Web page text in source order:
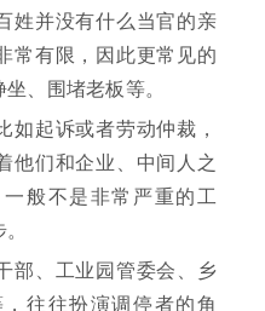
姓并没有什么当官的亲
常有限，因此更常见的
、围堵老板等。
如起诉或者劳动仲裁，
他们和企业、中间人之
般不是非常严重的工
部、工业园管委会、乡
往往扮演调停者的角